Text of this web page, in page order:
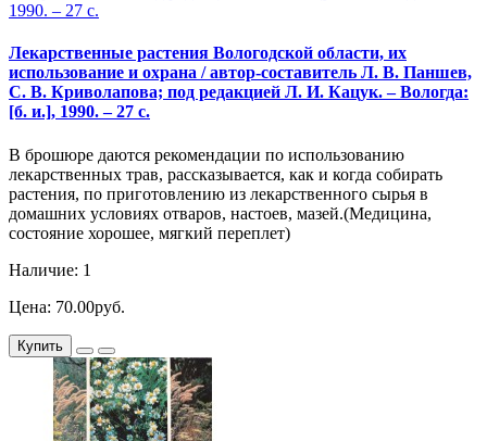
Лекарственные растения Вологодской области, их
использование и охрана / автор-составитель Л. В. Паншев,
С. В. Криволапова; под редакцией Л. И. Кацук. – Вологда:
[б. и.], 1990. – 27 с.
В брошюре даются рекомендации по использованию
лекарственных трав, рассказывается, как и когда собирать
растения, по приготовлению из лекарственного сырья в
домашних условиях отваров, настоев, мазей.(Медицина,
состояние хорошее, мягкий переплет)
Наличие: 1
Цена: 70.00руб.
Купить